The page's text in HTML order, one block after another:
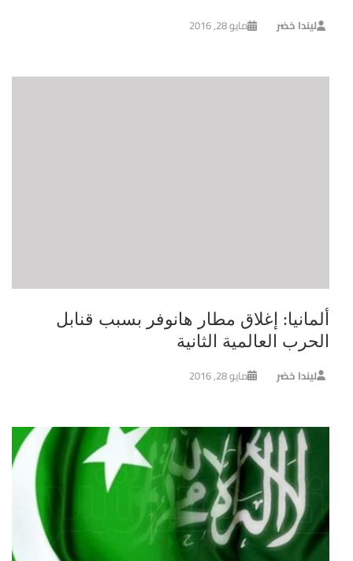
ليندا خضر مايو 28, 2016
ألمانيا: إغلاق مطار هانوفر بسبب قنابل
الحرب العالمية الثانية
ليندا خضر مايو 28, 2016